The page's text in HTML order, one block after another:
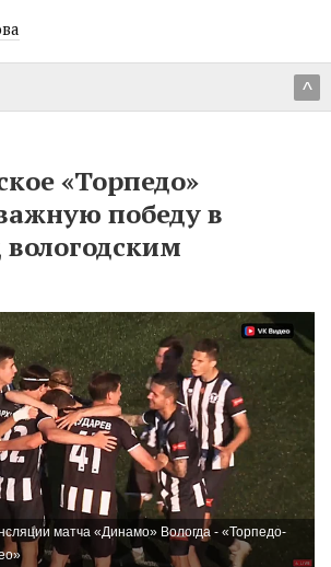
^
«Торпедо»
победу в
вологодским
матча «Динамо» Вологда - «Торпедо-